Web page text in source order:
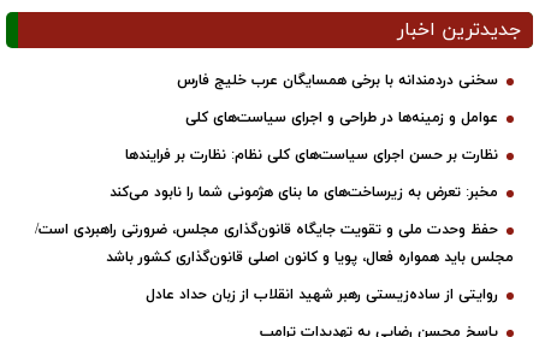
جدیدترین اخبار
سخنی دردمندانه با برخی همسایگان عرب خلیج فارس
عوامل و زمینه‌ها در طراحی و اجرای سیاست‌های کلی
نظارت بر حسن اجرای سیاست‌های کلی نظام: نظارت بر فرایندها
مخبر: تعرض به زیرساخت‌های ما بنای هژمونی شما را نابود می‌کند
حفظ وحدت ملی و تقویت جایگاه قانون‌گذاری مجلس، ضرورتی راهبردی است/
مجلس باید همواره فعال، پویا و کانون اصلی قانون‌گذاری کشور باشد
روایتی از ساده‌زیستی رهبر شهید انقلاب از زبان حداد عادل
پاسخ محسن رضایی به تهدیدات ترامپ